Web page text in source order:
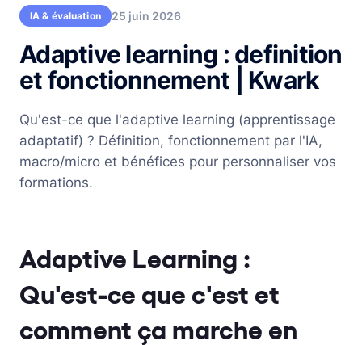
IA & évaluation 25 juin 2026
Adaptive learning : definition
et fonctionnement | Kwark
Qu'est-ce que l'adaptive learning (apprentissage
adaptatif) ? Définition, fonctionnement par l'IA,
macro/micro et bénéfices pour personnaliser vos
formations.
Adaptive Learning :
Qu'est-ce que c'est et
comment ça marche en